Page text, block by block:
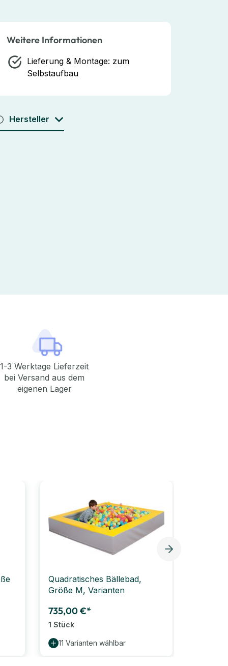
Weitere Informationen
Lieferung & Montage: zum
Selbstaufbau
Hersteller
1-3 Werktage Lieferzeit
bei Versand aus dem
eigenen Lager
Quadratisches Bällebad,
Größe M, Varianten
735,00 €*
1 Stück
11 Varianten wählbar